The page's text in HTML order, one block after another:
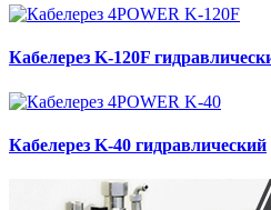
Кабелерез K-120F
Кабелерез K-40 гидравлический